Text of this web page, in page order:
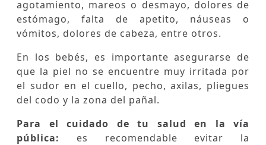
agotamiento, mareos o desmayo, dolores de
estómago, falta de apetito, náuseas o
vómitos, dolores de cabeza, entre otros.
En los bebés, es importante asegurarse de
que la piel no se encuentre muy irritada por
el sudor en el cuello, pecho, axilas, pliegues
del codo y la zona del pañal.
Para el cuidado de tu salud en la vía
pública: es recomendable evitar la